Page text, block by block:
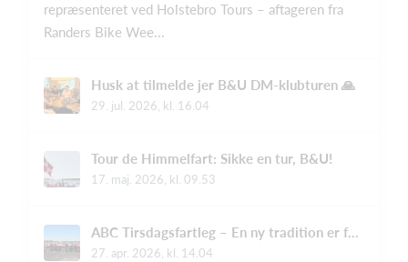
repræsenteret ved Holstebro Tours – aftageren fra
Randers Bike Wee...
Husk at tilmelde jer B&U DM-klubturen 🙏
29. jul. 2026, kl. 16.04
Tour de Himmelfart: Sikke en tur, B&U!
17. maj. 2026, kl. 09.53
ABC Tirsdagsfartleg – En ny tradition er født! 🔴⚪🔵
27. apr. 2026, kl. 14.04